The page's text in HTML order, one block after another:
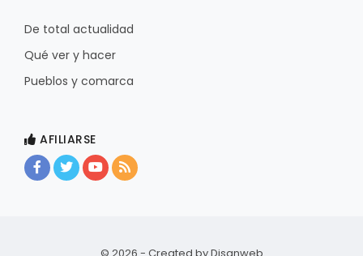
De total actualidad
Qué ver y hacer
Pueblos y comarca
AFILIARSE